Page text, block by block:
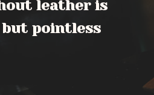
leather is
pointless